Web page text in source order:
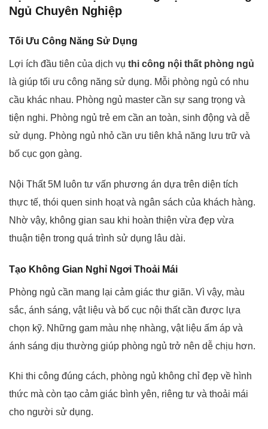
Ngủ Chuyên Nghiệp
Tối Ưu Công Năng Sử Dụng
Lợi ích đầu tiên của dịch vụ thi công nội thất phòng ngủ
là giúp tối ưu công năng sử dụng. Mỗi phòng ngủ có nhu
cầu khác nhau. Phòng ngủ master cần sự sang trọng và
tiện nghi. Phòng ngủ trẻ em cần an toàn, sinh động và dễ
sử dụng. Phòng ngủ nhỏ cần ưu tiên khả năng lưu trữ và
bố cục gọn gàng.
Nội Thất 5M luôn tư vấn phương án dựa trên diện tích
thực tế, thói quen sinh hoạt và ngân sách của khách hàng.
Nhờ vậy, không gian sau khi hoàn thiện vừa đẹp vừa
thuận tiện trong quá trình sử dụng lâu dài.
Tạo Không Gian Nghỉ Ngơi Thoải Mái
Phòng ngủ cần mang lại cảm giác thư giãn. Vì vậy, màu
sắc, ánh sáng, vật liệu và bố cục nội thất cần được lựa
chọn kỹ. Những gam màu nhẹ nhàng, vật liệu ấm áp và
ánh sáng dịu thường giúp phòng ngủ trở nên dễ chịu hơn.
Khi thi công đúng cách, phòng ngủ không chỉ đẹp về hình
thức mà còn tạo cảm giác bình yên, riêng tư và thoải mái
cho người sử dụng.